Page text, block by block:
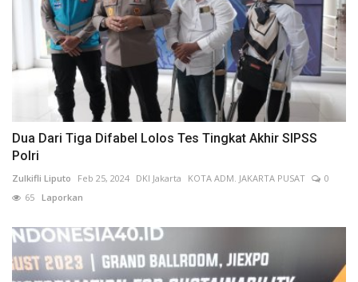
Dua Dari Tiga Difabel Lolos Tes Tingkat Akhir SIPSS
Polri
Zulkifli Liputo Feb 25, 2024 DKI Jakarta KOTA ADM. JAKARTA PUSAT
0
65 Laporkan